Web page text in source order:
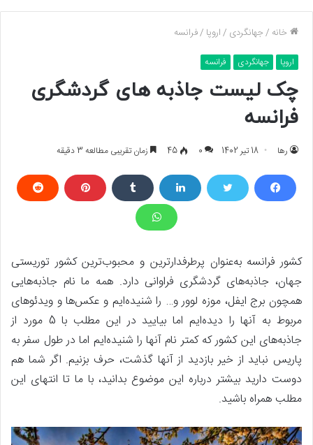
خانه /جهانگردی /اروپا /فرانسه
اروپا جهانگردی فرانسه
چک لیست جاذبه های گردشگری
فرانسه
رها 18 تیر 1402 0
45 زمان تقریبی مطالعه 3 دقیقه
کشور فرانسه به‌عنوان پرطرفدارترین و محبوب‌ترین کشور توریستی
جهان، جاذبه‌های گردشگری فراوانی دارد. همه ما نام جاذبه‌هایی
همچون برج ایفل، موزه لوور و… را شنیده‌ایم و عکس‌ها و ویدئوهای
مربوط به آنها را دیده‌ایم اما بیایید در این مطلب با 5 مورد از
جاذبه‌های این کشور که کمتر نام آنها را شنیده‌ایم اما در طول سفر به
پاریس نباید از خیر بازدید از آنها گذشت، حرف بزنیم. اگر شما هم
دوست دارید بیشتر درباره این موضوع بدانید، با ما تا انتهای این
مطلب همراه باشید.